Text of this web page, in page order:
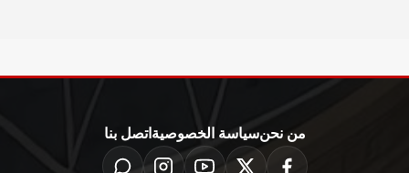
من نحنسياسة الخصوصية اتصل بنا